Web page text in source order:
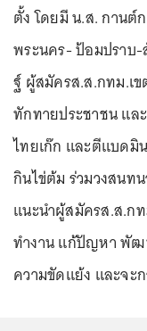
ตั้ง โดยมี น.ส. กาน
พระนคร- ป้อมปราบ
ฐ์ ผู้สมัครส.ส.กทม.เ
ทักทายประชาชน แล
ไทยเก๊ก และตีแบดมิ
กินไข่ต้ม ร่วมวงสนท
แนะนำผู้สมัครส.ส.ก
ทำงาน แก้ปัญหา พัฒ
ความขัดแย้ง และจ